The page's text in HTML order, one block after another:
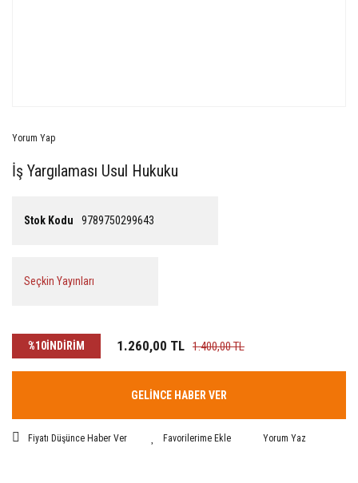
Yorum Yap
İş Yargılaması Usul Hukuku
Stok Kodu 9789750299643
Seçkin Yayınları
%10İNDİRİM 1.260,00 TL 1.400,00 TL
GELİNCE HABER VER
Fiyatı Düşünce Haber Ver Yorum Yaz